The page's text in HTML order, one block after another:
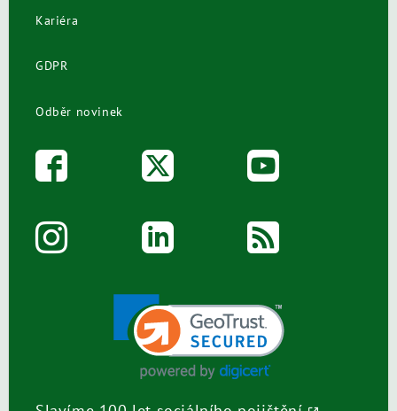
Kariéra
GDPR
Odběr novinek